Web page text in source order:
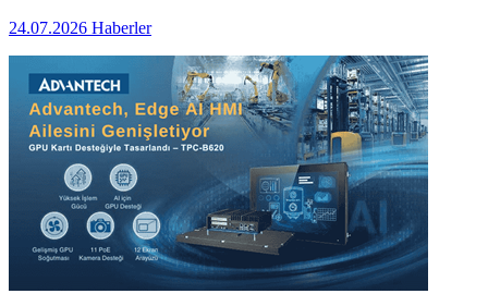
24.07.2026 Haberler